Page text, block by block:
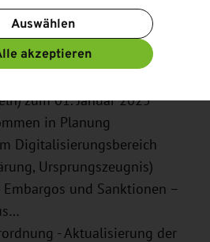
– aktueller Stand bei CBAM,
Infos und Quellen
zum 01. Januar 2025
in Planung
Digitalisierungsbereich
Ursprungszeugnis)
und Sanktionen –
- Aktualisierung der
finden Sie in unseren
und ergänzend in unserem
Auswählen
akzeptieren